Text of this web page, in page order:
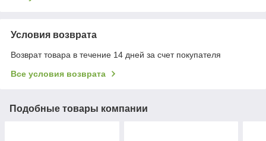
Условия возврата
Возврат товара в течение 14 дней за счет покупателя
Все условия возврата
Подобные товары компании